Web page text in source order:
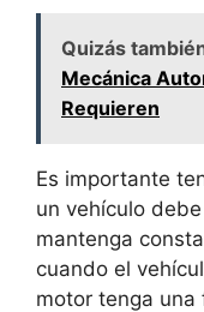
Quizás
Mecánica
Requieren
Es importante
un vehículo
mantenga
cuando el
motor tenga una